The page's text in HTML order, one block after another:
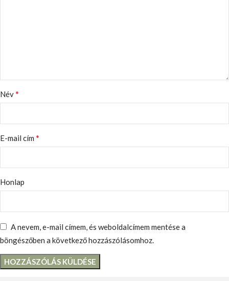
Név*
E-mail cím *
Honlap
A nevem, e-mail címem, és weboldalcímem mentése a
böngészőben a következő hozzászólásomhoz.